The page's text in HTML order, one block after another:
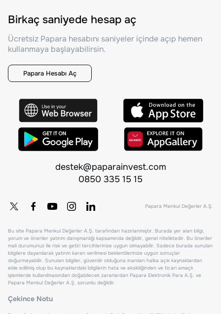
Birkaç saniyede hesap aç
Ücretsiz Papara hesabını saniyeler içinde açıp hemen
kullanmaya başlayabilirsin.
Papara Hesabı Aç
destek@paparainvest.com
0850 335 15 15
Papara Menkul Değerler A.Ş.
Bu site Papara Menkul Değerler A.Ş. tarafından hazırlanmıştır. Burada yer alan bilgi,
yorum ve öneriler yatırım danışmanlığı kapsamında değildir, genel niteliktedir. Bu öneriler
mali durumunuz ile risk ve getiri tercihlerinize uygun olmayabilir. Sadece burada sunulan
bilgilere dayanılarak yatırım kararı verilmesi beklentilerinize uygun sonuçlar
doğurmayabilir. Sunulan bilgiler, güvenilir olduğuna inanılan halka açık kaynaklardan
elde edilmiş olup bu kaynaklardaki bilgilerin hata ve eksikliğinden ve ticari amaçlı
işlemlerde kullanılmasından doğabilecek zararlardan Papara Elektronik Para A.Ş. ve
Papara Menkul Değerler A.Ş. sorumlu değildir.
Çekince Notu